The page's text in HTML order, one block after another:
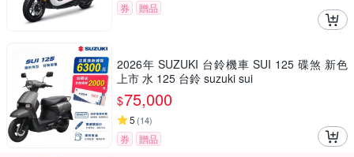
券 贈品
2026年 SUZUKI 台鈴機車 SUI 125 碟煞 新色
上市 水 125 台鈴 suzuki sui
$75,000
5 (14)
券 贈品